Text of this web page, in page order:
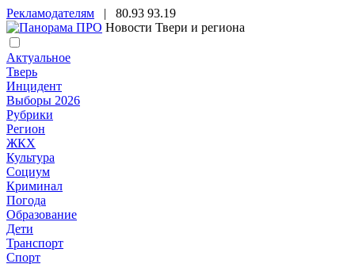
Рекламодателям | 80.93 93.19
Новости Твери и региона
Актуальное
Тверь
Инцидент
Выборы 2026
Рубрики
Регион
ЖКХ
Культура
Социум
Криминал
Погода
Образование
Дети
Транспорт
Спорт